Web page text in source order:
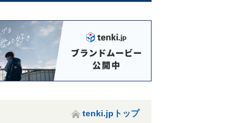
tenki.jpトップ